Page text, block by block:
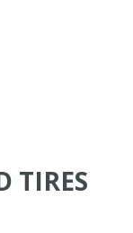
TIRES